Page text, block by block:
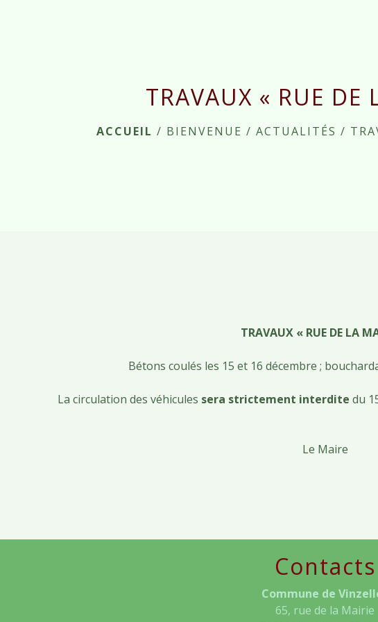
TRAVAUX « RUE DE
ACCUEIL / BIENVENUE /ACTUALITÉS /
TRAVAUX « RUE DE LA
Bétons coulés les 15 et 16 décembre ;
La circulation des véhicules sera strictement interditedu
Le Maire
Contacts
Commune de
65, rue de la Mairie